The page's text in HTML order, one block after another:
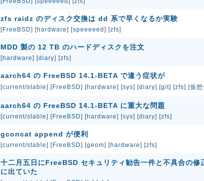
zfs raidz のディスク交換は dd 系で早くなるか実験
[FreeBSD] [hardware] [speeeeed ] [zfs]
MDD 製の 12 TB のハードディスクを注文
[hardware] [diary] [zfs]
aarch64 の FreeBSD 14.1-BETA で違う症状が
[current/stable] [FreeBSD] [hardware] [sys] [diary] [git] [zfs] [仮想
aarch64 の FreeBSD 14.1-BETA に重大な問題
[current/stable] [FreeBSD] [hardware] [sys] [diary] [zfs]
gconcat append が便利
[current/stable] [FreeBSD] [geom] [hardware] [zfs]
十二月五日にFreeBSD セキュリティ勧告一件と不具合の修
に出ていた